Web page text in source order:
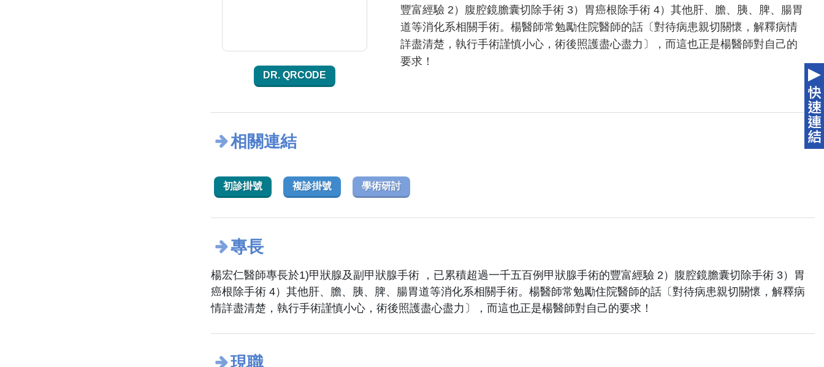
DR. QRCODE
豐富經驗 2）腹腔鏡膽囊切除手術 3）胃癌根除手術 4）其他肝、膽、胰、脾、腸胃
道等消化系相關手術。楊醫師常勉勵住院醫師的話〔對待病患親切關懷，解釋病情
詳盡清楚，執行手術謹慎小心，術後照護盡心盡力〕，而這也正是楊醫師對自己的
要求！
相關連結
初診掛號 複診掛號 學術研討
專長
楊宏仁醫師專長於1)甲狀腺及副甲狀腺手術 ，已累積超過一千五百例甲狀腺手術的豐富經驗 2）腹腔鏡膽囊切除手術 3）胃
癌根除手術 4）其他肝、膽、胰、脾、腸胃道等消化系相關手術。楊醫師常勉勵住院醫師的話〔對待病患親切關懷，解釋病
情詳盡清楚，執行手術謹慎小心，術後照護盡心盡力〕，而這也正是楊醫師對自己的要求！
現職